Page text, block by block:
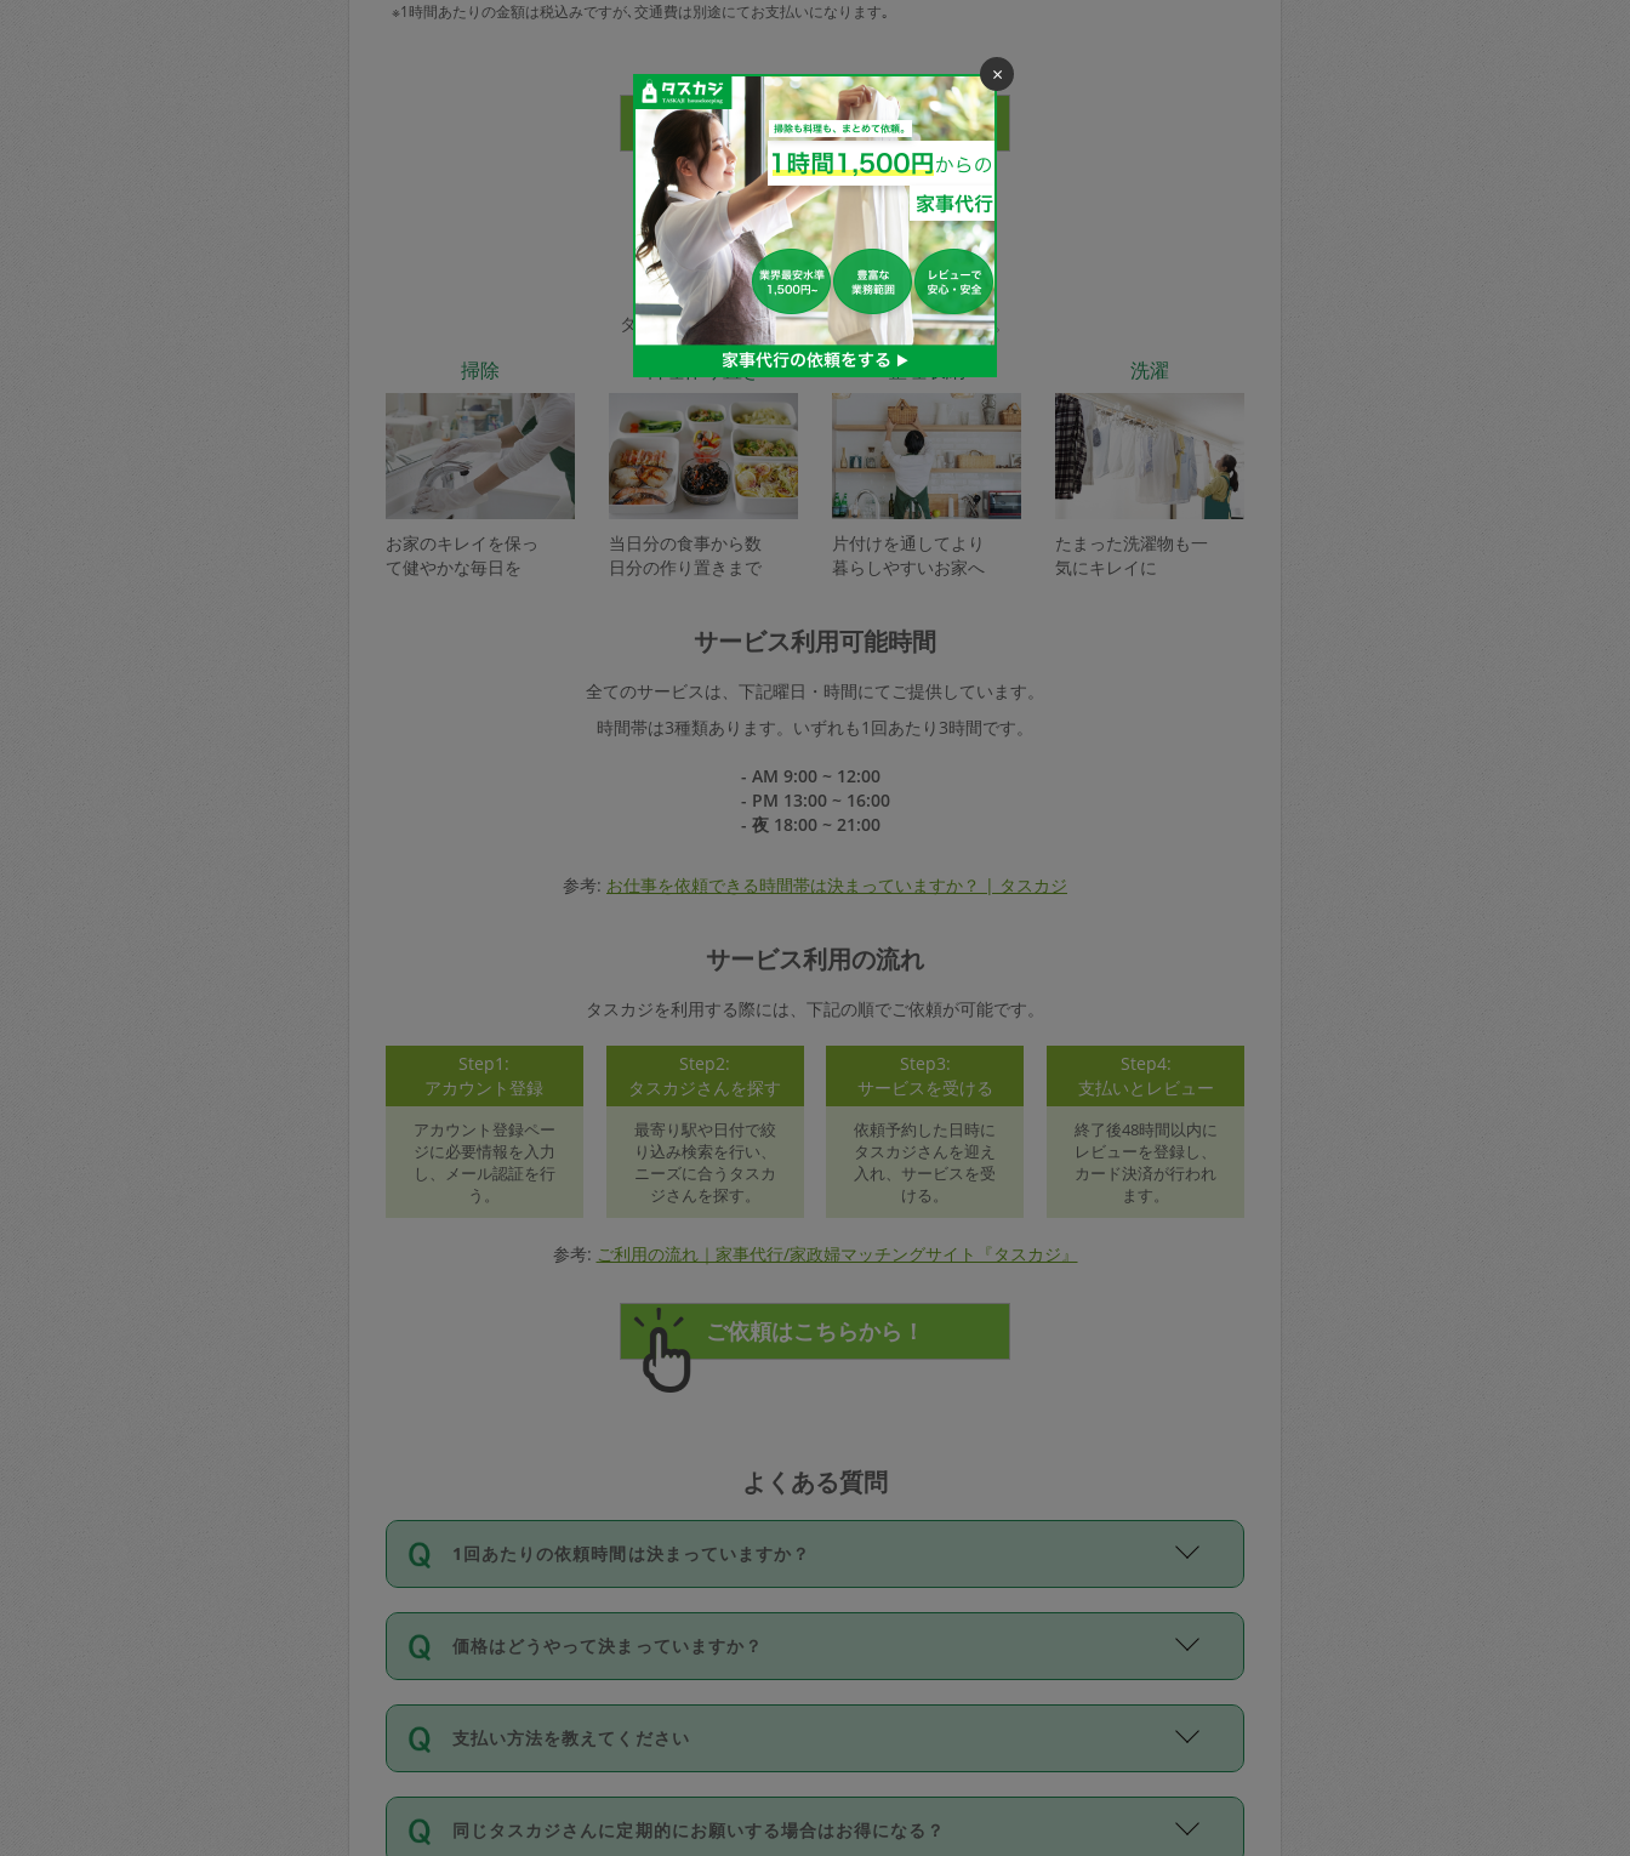
※1時間あたりの金額は税込みですが､交通費は別途にてお支払いになります｡
家事代行サービスの種類
タスカジで依頼できるサービスは下記となります。
掃除
お家のキレイを保っ
て健やかな毎日を
料理作り置き
当日分の食事から数
日分の作り置きまで
整理収納
片付けを通してより
暮らしやすいお家へ
洗濯
たまった洗濯物も一
気にキレイに
サービス利用可能時間
全てのサービスは、下記曜日・時間にてご提供しています。
時間帯は3種類あります。いずれも1回あたり3時間です。
- AM 9:00 ~ 12:00
- PM 13:00 ~ 16:00
- 夜 18:00 ~ 21:00
参考: お仕事を依頼できる時間帯は決まっていますか？ | タスカジ
サービス利用の流れ
タスカジを利用する際には、下記の順でご依頼が可能です。
Step1:
アカウント登録
アカウント登録ペー
ジに必要情報を入力
し、メール認証を行
う。
Step2:
タスカジさんを探す
最寄り駅や日付で絞
り込み検索を行い、
ニーズに合うタスカ
ジさんを探す。
Step3:
サービスを受ける
依頼予約した日時に
タスカジさんを迎え
入れ、サービスを受
ける。
Step4:
支払いとレビュー
終了後48時間以内に
レビューを登録し、
カード決済が行われ
ます。
参考: ご利用の流れ｜家事代行/家政婦マッチングサイト『タスカジ』
よくある質問
1回あたりの依頼時間は決まっていますか？
依頼1回につき3時間固定です。3時間を超えて依頼したい場合は、延長機能をご利用くださ
い。機能をご利用いただくには、タスカジさんに事前に相談し、合意の上事前申請すること
が必要です。なお、3時間を下回っても、値引き等はございません。
価格はどうやって決まっていますか？
11種類の価格帯の中からタスカジさん自身が価格を選んで設定しています。
タスカジさんの価格設定には最初は制限があり、レビュー件数、レビューの平均値、などで
除々に設定可能な最高額が上がっていく仕組みになっています。
支払い方法を教えてください
お支払方法はクレジットカード（Visa／Master／JCB／AMERICAN EXPRESS／Diners
Club）のみとなります。
同じタスカジさんに定期的にお願いする場合はお得になる？
×